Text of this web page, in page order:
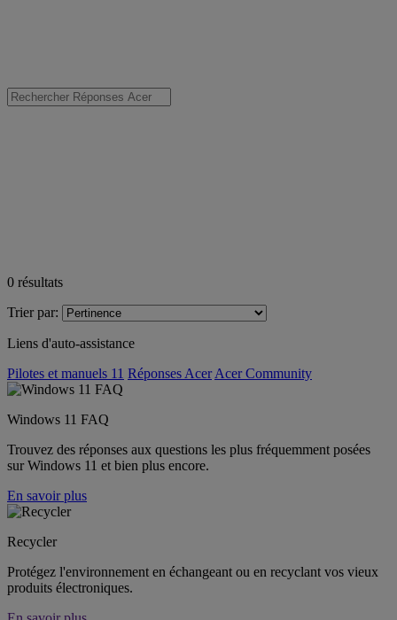
0 résultats
Trier par:
Liens d'auto-assistance
Pilotes et manuels 11 Réponses Acer Acer Community
Windows 11 FAQ
Trouvez des réponses aux questions les plus fréquemment posées
sur Windows 11 et bien plus encore.
En savoir plus
Recycler
Protégez l'environnement en échangeant ou en recyclant vos vieux
produits électroniques.